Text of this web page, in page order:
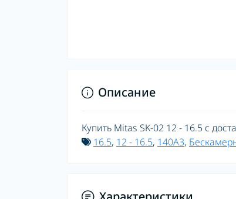
Описание
Купить Mitas SK-02 12 - 16.5 с
16.5, 12 - 16.5, 140A3,